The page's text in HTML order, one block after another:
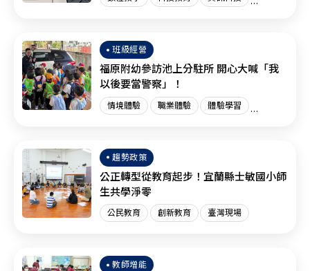
班級經營
福原附幼參訪池上分駐所 開心大喊「我
以後要當警察」！
情境體驗 職業體驗 體驗學習
趨勢政策
公正轉型從教育起步！宜蘭縣士敏國小師
生共學淨零
公民教育 創新教育 臺灣現場
教師增能